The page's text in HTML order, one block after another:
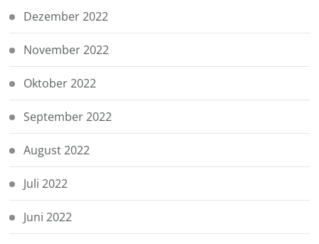
Dezember 2022
November 2022
Oktober 2022
September 2022
August 2022
Juli 2022
Juni 2022